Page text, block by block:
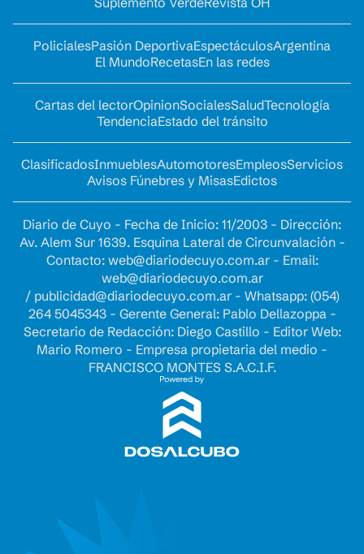
PolicialesPasión DeportivaEspectáculosArgentina
El MundoRecetasEn las redes
Cartas del lectorOpinionSocialesSaludTecnología
TendenciaEstado del tránsito
ClasificadosInmueblesAutomotoresEmpleosServicios
Avisos Fúnebres y MisasEdictos
Diario de Cuyo - Fecha de Inicio: 11/2003 - Dirección:
Av. Alem Sur 1639. Esquina Lateral de Circunvalación -
Contacto: web@diariodecuyo.com.ar- Email:
web@diariodecuyo.com.ar
/ publicidad@diariodecuyo.com.ar- Whatsapp: (054)
264 5045343 - Gerente General: Pablo Dellazoppa -
Secretario de Redacción: Diego Castillo - Editor Web:
Mario Romero - Empresa propietaria del medio -
FRANCISCO MONTES S.A.C.I.F.